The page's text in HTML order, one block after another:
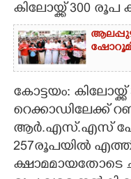
CARTOONS
LITERATURE
ZOOM
CONTACT US
കിലോയ്ക്ക് 300
കോട്ടയം:
റെക്കാഡിലേക്ക്
ആർ.എസ്.എസ്
257രൂപയിൽ
ക്ഷാമമായതോടെ